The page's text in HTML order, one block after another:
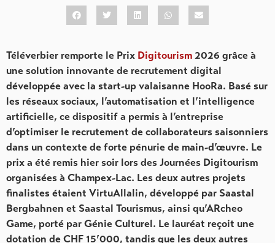
Téléverbier remporte le Prix Digitourism2026 grâce à
une solution innovante de recrutement digital
développée avec la start-up valaisanne HooRa. Basé sur
les réseaux sociaux, l’automatisation et l’intelligence
artificielle, ce dispositif a permis à l’entreprise
d’optimiser le recrutement de collaborateurs saisonniers
dans un contexte de forte pénurie de main-d’œuvre. Le
prix a été remis hier soir lors des Journées Digitourism
organisées à Champex-Lac. Les deux autres projets
finalistes étaient VirtuAllalin, développé par Saastal
Bergbahnen et Saastal Tourismus, ainsi qu’ARcheo
Game, porté par Génie Culturel. Le lauréat reçoit une
dotation de CHF 15’000, tandis que les deux autres